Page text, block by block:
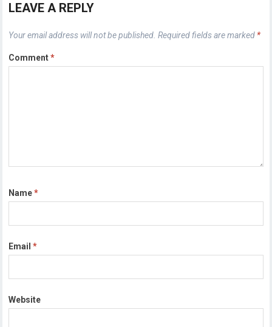
LEAVE A REPLY
Your email address will not be published. Required fields are marked *
Comment*
Name*
Email*
Website